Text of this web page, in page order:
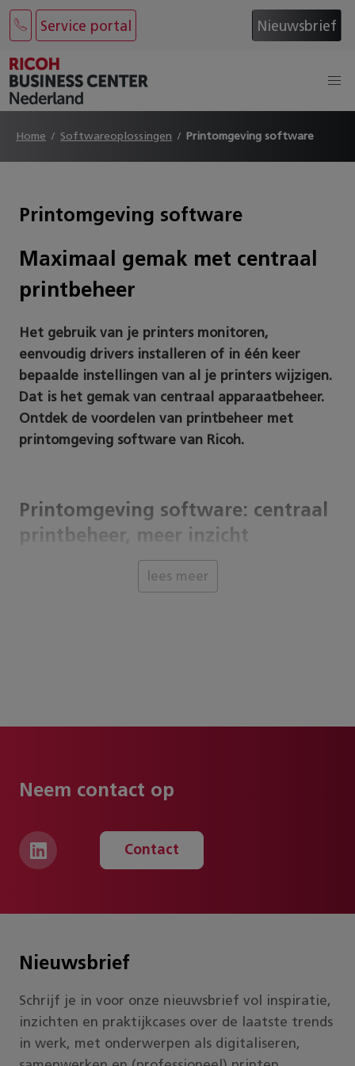
Service portal Nieuwsbrief
Home Softwareoplossingen Printomgeving software
Printomgeving software
Maximaal gemak met centraal
printbeheer
Het gebruik van je printers monitoren,
eenvoudig drivers installeren of in één keer
bepaalde instellingen van al je printers wijzigen.
Dat is het gemak van centraal apparaatbeheer.
Ontdek de voordelen van printbeheer met
printomgeving software van Ricoh.
Printomgeving software: centraal
printbeheer, meer inzicht
Al je printers centraal beheren met
printpark en voorkom je dat printers stil komen
te staan. Je kunt automatisch toners bestellen,
Eenvoudig stuurprogramma’s
installeren
Stel: je wilt starten met mobiel printen
lees meer
Neem contact op
Contact
Nieuwsbrief
Schrijf je in voor onze nieuwsbrief vol inspiratie,
inzichten en praktijkcases over de laatste trends
in werk, met onderwerpen als digitaliseren,